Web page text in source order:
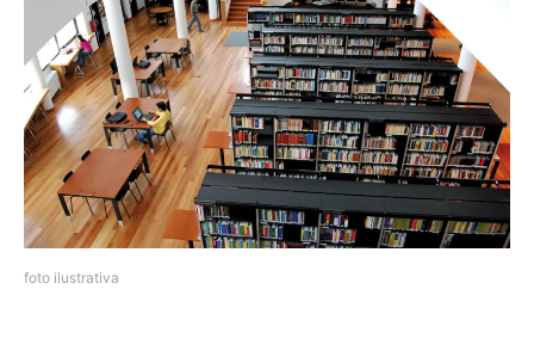
foto ilustrativa